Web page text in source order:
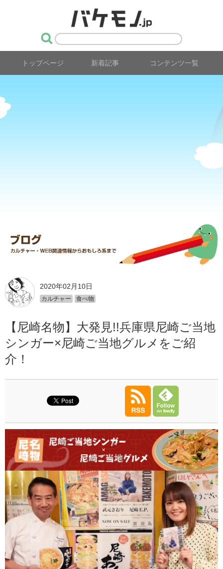
トップページ 新着記事 コンテンツ一覧
2020年02月10日
カルチャー 食べ物
【尼崎名物】大発見!!兵庫県尼崎ご当地
シンガー×尼崎ご当地グルメをご紹
介！